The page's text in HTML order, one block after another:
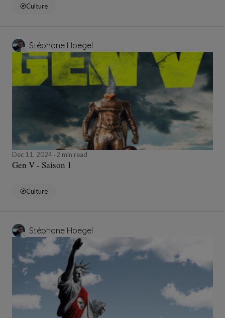
Culture
Stéphane Hoegel
Dec 11, 2024 2 min read
Gen V - Saison 1
Culture
Stéphane Hoegel